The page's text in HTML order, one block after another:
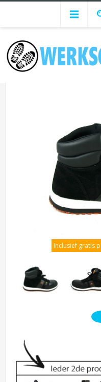
Advies per
Werkschoenen
Inclusief gratis